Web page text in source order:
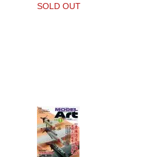
SOLD OUT